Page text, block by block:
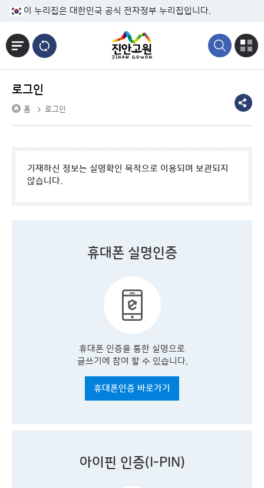
본문바로가기
이 누리집은 대한민국 공식 전자정부 누리집입니다.
로그인
홈 로그인
기재하신 정보는 실명확인 목적으로 이용되며 보관되지
않습니다.
휴대폰 실명인증
휴대폰 인증을 통한 실명으로
글쓰기에 참여 할 수 있습니다.
휴대폰인증 바로가기
아이핀 인증(I-PIN)